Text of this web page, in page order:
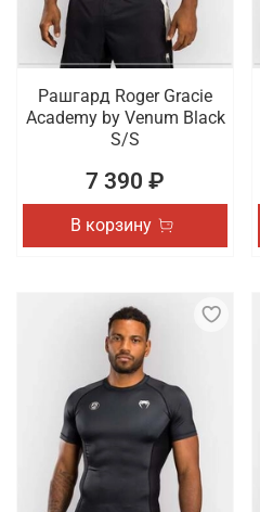
Рашгард Roger Gracie
Academy by Venum Black
S/S
7 390 ₽
В корзину